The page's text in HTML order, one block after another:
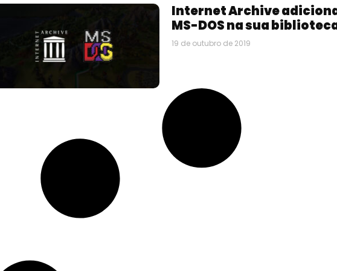
Internet Archive
MS-DOS na sua
19 de outubro de 2019